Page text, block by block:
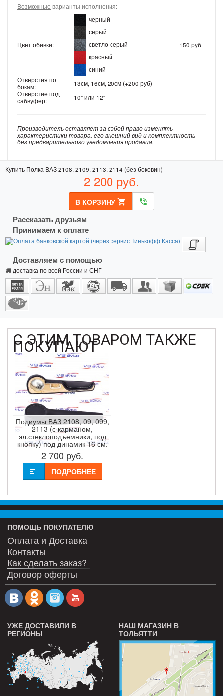
Возможные варианты исполнения:
Цвет обивки:
черный
серый
светло-серый
красный
синий
150 руб
Отверстия по
бокам:
13см, 16см, 20см (+200 руб)
Отверстие под
сабвуфер:
10" или 12"
Производитель оставляет за собой право изменять
характеристики товара, его внешний вид и комплектность
без предварительного уведомления продавца.
Купить Полка ВАЗ 2108, 2109, 2113, 2114 (без боковин)
2 200 руб.
В КОРЗИНУ shopping_cart phone_in_talk
Рассказать друзьям
Принимаем к оплате
Доставляем с помощью
доставка по всей России и СНГ
С ЭТИМ ТОВАРОМ ТАКЖЕ
ПОКУПАЮТ
Подиумы ВАЗ 2108, 09, 099,
2113 (с карманом,
эл.стеклоподъемники, под
кнопку) под динамик 16 см.
2 700 руб.
ПОДРОБНЕЕ
ПОМОЩЬ ПОКУПАТЕЛЮ
Оплата и Доставка
Контакты
Как сделать заказ?
Договор оферты
УЖЕ ДОСТАВИЛИ В
РЕГИОНЫ
НАШ МАГАЗИН В
ТОЛЬЯТТИ